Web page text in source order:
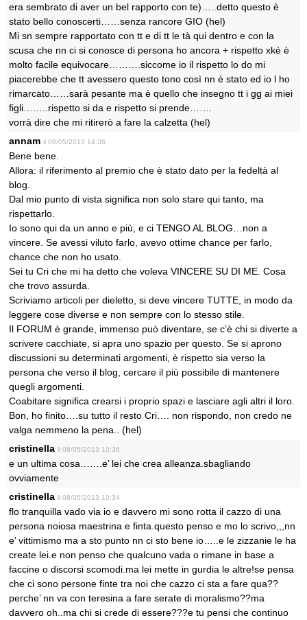
era sembrato di aver un bel rapporto con te)…..detto questo è
stato bello conoscerti……senza rancore GIO (hel)
Mi sn sempre rapportato con tt e di tt le tà qui dentro e con la
scusa che nn ci si conosce di persona ho ancora + rispetto xkè è
molto facile equivocare……….siccome io il rispetto lo do mi
piacerebbe che tt avessero questo tono così nn è stato ed io l ho
rimarcato……sarà pesante ma è quello che insegno tt i gg ai miei
figli……..rispetto si da e rispetto si prende…….
vorrà dire che mi ritirerò a fare la calzetta (hel)
annam il 08/05/2013 14:36
Bene bene.
Allora: il riferimento al premio che è stato dato per la fedeltà al
blog.
Dal mio punto di vista significa non solo stare qui tanto, ma
rispettarlo.
Io sono qui da un anno e più, e ci TENGO AL BLOG…non a
vincere. Se avessi viluto farlo, avevo ottime chance per farlo,
chance che non ho usato.
Sei tu Cri che mi ha detto che voleva VINCERE SU DI ME. Cosa
che trovo assurda.
Scriviamo articoli per dieletto, si deve vincere TUTTE, in modo da
leggere cose diverse e non sempre con lo stesso stile.
Il FORUM è grande, immenso può diventare, se c’è chi si diverte a
scrivere cacchiate, si apra uno spazio per questo. Se si aprono
discussioni su determinati argomenti, è rispetto sia verso la
persona che verso il blog, cercare il più possibile di mantenere
quegli argomenti.
Coabitare significa crearsi i proprio spazi e lasciare agli altri il loro.
Bon, ho finito….su tutto il resto Cri…. non rispondo, non credo ne
valga nemmeno la pena.. (hel)
cristinella il 08/05/2013 10:36
e un ultima cosa…….e’ lei che crea alleanza.sbagliando
ovviamente
cristinella il 08/05/2013 10:34
flo tranquilla vado via io e davvero mi sono rotta il cazzo di una
persona noiosa maestrina e finta.questo penso e mo lo scrivo,,,nn
e’ vittimismo ma a sto punto nn ci sto bene io…..e le zizzanie le ha
create lei.e non penso che qualcuno vada o rimane in base a
faccine o discorsi scomodi.ma lei mette in gurdia le altre!se pensa
che ci sono persone finte tra noi che cazzo ci sta a fare qua??
perche’ nn va con teresina a fare serate di moralismo??ma
davvero oh..ma chi si crede di essere???e tu pensi che continuo